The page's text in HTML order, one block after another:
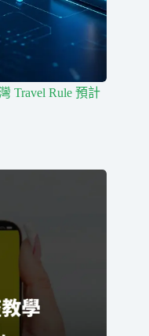
Travel Rule 預計